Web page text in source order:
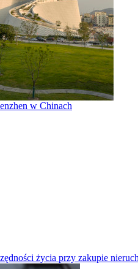
w Chinach
życia przy zakupie